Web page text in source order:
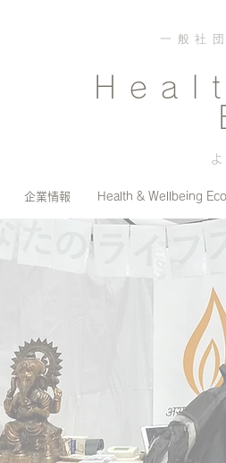
一般
企業情報 Health & Wellbeing